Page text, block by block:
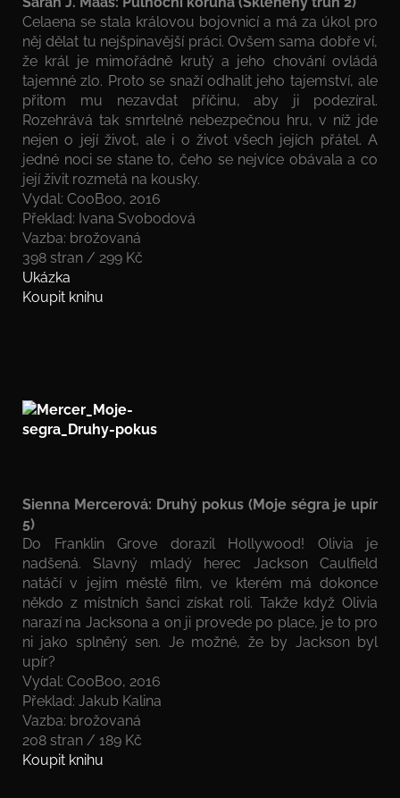
Celaena se stala královou bojovnicí a má za úkol pro
něj dělat tu nejšpinavější práci. Ovšem sama dobře ví,
že král je mimořádně krutý a jeho chování ovládá
tajemné zlo. Proto se snaží odhalit jeho tajemství, ale
přitom mu nezavdat příčinu, aby ji podezíral.
Rozehrává tak smrtelně nebezpečnou hru, v níž jde
nejen o její život, ale i o život všech jejích přátel. A
jedné noci se stane to, čeho se nejvíce obávala a co
její živit rozmetá na kousky.
Vydal: CooBoo, 2016
Překlad: Ivana Svobodová
Vazba: brožovaná
398 stran / 299 Kč
Ukázka
Koupit knihu
Sienna Mercerová: Druhý pokus (Moje ségra je upír
5)
Do Franklin Grove dorazil Hollywood! Olivia je
nadšená. Slavný mladý herec Jackson Caulfield
natáčí v jejím městě film, ve kterém má dokonce
někdo z místních šanci získat roli. Takže když Olivia
narazí na Jacksona a on ji provede po place, je to pro
ni jako splněný sen. Je možné, že by Jackson byl
upír?
Vydal: CooBoo, 2016
Překlad: Jakub Kalina
Vazba: brožovaná
208 stran / 189 Kč
Koupit knihu